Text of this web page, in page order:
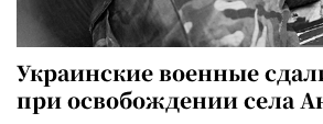
Украинские военные
при освобождении села